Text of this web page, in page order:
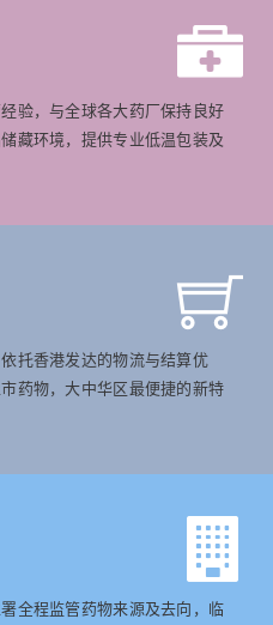
验，与全球各大药厂保持良好
藏环境，提供专业低温包装及
托香港发达的物流与结算优
药物，大中华区最便捷的新特
全程监管药物来源及去向，临